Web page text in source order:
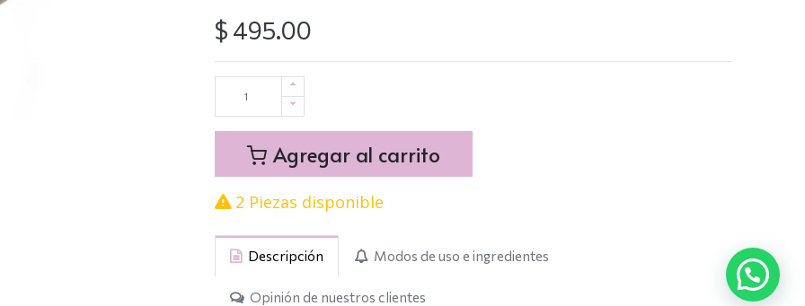
$ 495.00
Agregar al carrito
2 Piezas disponible
Descripción Modos de uso e ingredientes
Opinión de nuestros clientes